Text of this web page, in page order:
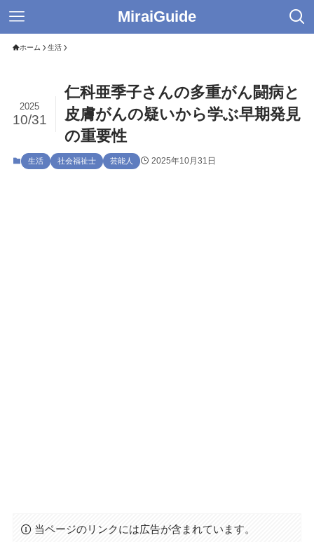
MiraiGuide
ホーム 生活
仁科亜季子さんの多重がん闘病と
皮膚がんの疑いから学ぶ早期発見
の重要性
2025
10/31
生活 社会福祉士 芸能人 2025年10月31日
当ページのリンクには広告が含まれています。